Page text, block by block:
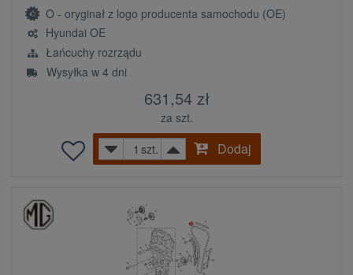
O - oryginał z logo producenta samochodu (OE)
Hyundai OE
Łańcuchy rozrządu
Wysyłka w 4 dni
631,54 zł
za szt.
szt.
Dodaj